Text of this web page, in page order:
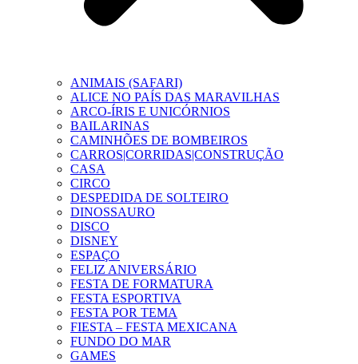
ANIMAIS (SAFARI)
ALICE NO PAÍS DAS MARAVILHAS
ARCO-ÍRIS E UNICÓRNIOS
BAILARINAS
CAMINHÕES DE BOMBEIROS
CARROS|CORRIDAS|CONSTRUÇÃO
CASA
CIRCO
DESPEDIDA DE SOLTEIRO
DINOSSAURO
DISCO
DISNEY
ESPAÇO
FELIZ ANIVERSÁRIO
FESTA DE FORMATURA
FESTA ESPORTIVA
FESTA POR TEMA
FIESTA – FESTA MEXICANA
FUNDO DO MAR
GAMES